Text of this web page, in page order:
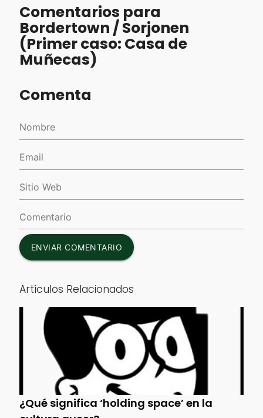
Comentarios para
Bordertown / Sorjonen
(Primer caso: Casa de
Muñecas)
Comenta
ENVIAR COMENTARIO
Artículos Relacionados
¿Qué significa ‘holding space’ en la